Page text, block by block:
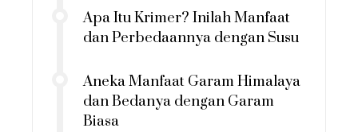
Apa Itu Krimer? Inilah Manfaat
dan Perbedaannya dengan Susu
Aneka Manfaat Garam Himalaya
dan Bedanya dengan Garam
Biasa